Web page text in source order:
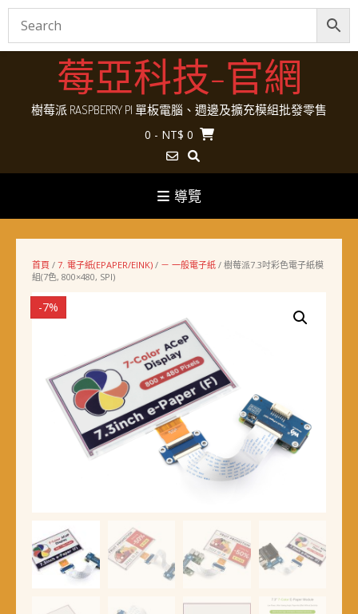
Skip
莓亞科技-官網
樹莓派 RASPBERRY PI 單板電腦、週邊及擴充模組批發零售
0 - NT$ 0
導覽
首頁 / 7. 電子紙(EPAPER/EINK) / － 一般電子紙 / 樹莓派7.3吋彩色電子紙模
組(7色, 800×480, SPI)
-7%